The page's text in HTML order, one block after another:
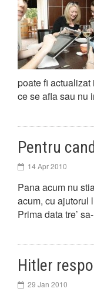
poate fi
ce se afla sau nu
Pentru
14 Apr 2010
Pana acum nu
acum, cu ajutorul
Prima data tre’
Hitler
29 Jan 2010